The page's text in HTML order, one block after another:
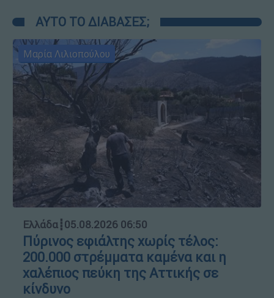
ΑΥΤΟ ΤΟ ΔΙΑΒΑΣΕΣ;
Μαρία Λιλιοπούλου
Ελλάδα┋05.08.2026 06:50
Πύρινος εφιάλτης χωρίς τέλος:
200.000 στρέμματα καμένα και η
χαλέπιος πεύκη της Αττικής σε
κίνδυνο